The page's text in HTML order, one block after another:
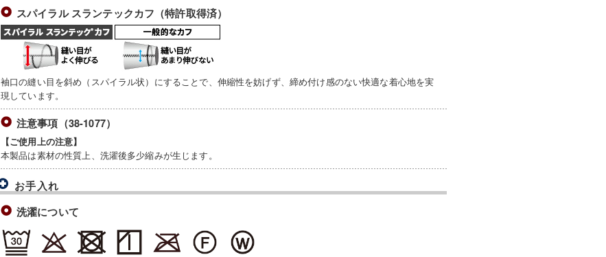
スパイラル スランテックカフ（特許取得済）
袖口の縫い目を斜め（スパイラル状）にすることで、伸縮性を妨げず、締め付け感のない快適な着心地を実
現しています。
注意事項（38-1077）
【ご使用上の注意】
本製品は素材の性質上、洗濯後多少縮みが生じます。
お手入れ
洗濯について